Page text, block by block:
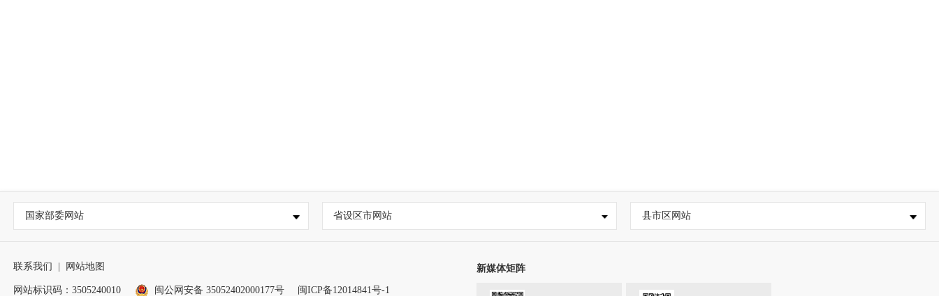
国家部委网站 省设区市网站 县市区网站
联系我们 网站地图
网站标识码：3505240010 闽公网安备 35052402000177号 闽ICP备12014841号-1
新媒体矩阵